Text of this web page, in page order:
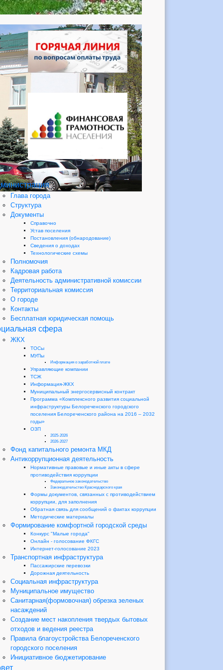
Глава города
Структура
Документы
Справочно
Устав поселения
Постановления (обнародование)
Сведения о доходах
Технологические схемы
Полномочия
Кадровая работа
Деятельность административной комиссии
Территориальная комиссия
О городе
Контакты
Бесплатная юридическая помощь
сфера
ЖКХ
ТОСы
МУПы
Информация о заработной плате
Управляющие компании
ТСЖ
Информация-ЖКХ
Муниципальный энергосервисный контракт
Программа «Комплексного развития социальной
инфраструктуры Белореченского городского
поселения Белореченского района на 2016 – 2032
годы»
ОЗП
2025-2026
2026-2027
Фонд капитального ремонта МКД
Антикоррупционная деятельность
Нормативные правовые и иные акты в сфере
противодействия коррупции
Федеральное законодательство
Законодательство Краснодарского края
Формы документов, связанных с противодействием
коррупции, для заполнения
Обратная связь для сообщений о фактах коррупции
Методические материалы
Формирование комфортной городской среды
Конкурс "Малые города"
Онлайн - голосование ФКГС
Интернет-голосование 2023
Транспортная инфраструктура
Пассажирские перевозки
Дорожная деятельность
Социальная инфраструктура
Муниципальное имущество
Санитарная(формовочная) обрезка зеленых
насаждений
Создание мест накопления твердых бытовых
отходов и ведения реестра
Правила благоустройства Белореченского
городского поселения
Инициативное бюджетирование